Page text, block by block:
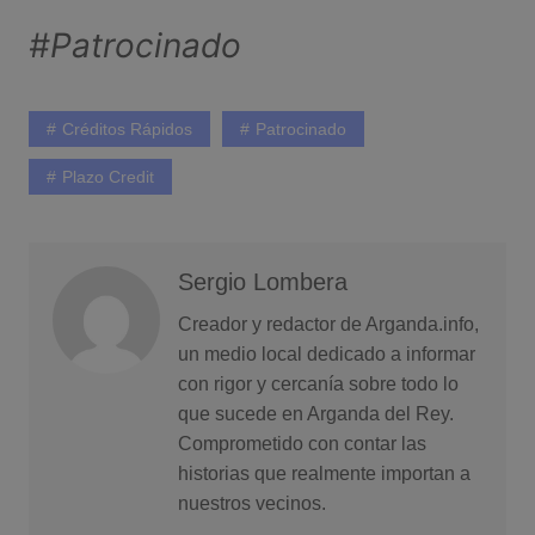
#Patrocinado
Créditos Rápidos Patrocinado
Plazo Credit
Sergio Lombera
Creador y redactor de Arganda.info,
un medio local dedicado a informar
con rigor y cercanía sobre todo lo
que sucede en Arganda del Rey.
Comprometido con contar las
historias que realmente importan a
nuestros vecinos.